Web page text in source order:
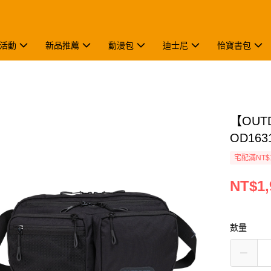
動 新品推薦 動漫包 迪士尼 怡寶書包
【
宅配滿
數量